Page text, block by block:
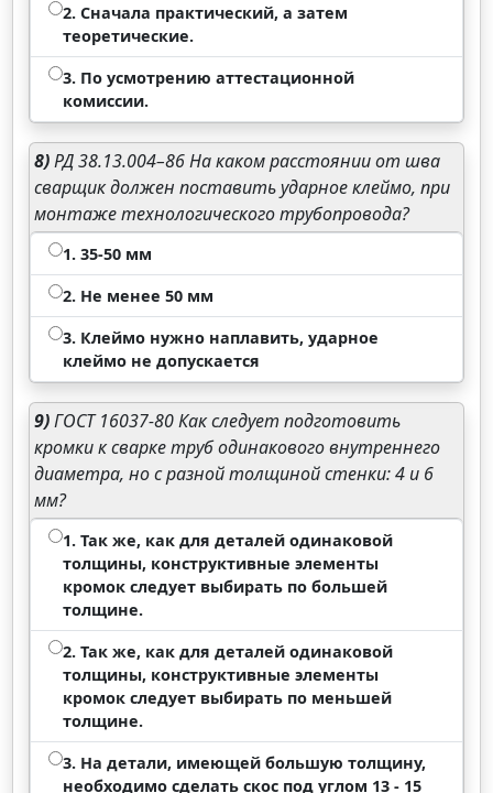
2. Сначала практический, а затем
теоретические.
3. По усмотрению аттестационной
комиссии.
8)РД 38.13.004–86 На каком расстоянии от шва
сварщик должен поставить ударное клеймо, при
монтаже технологического трубопровода?
1. 35-50 мм
2. Не менее 50 мм
3. Клеймо нужно наплавить, ударное
клеймо не допускается
9)ГОСТ 16037-80 Как следует подготовить
кромки к сварке труб одинакового внутреннего
диаметра, но с разной толщиной стенки: 4 и 6
мм?
1. Так же, как для деталей одинаковой
толщины, конструктивные элементы
кромок следует выбирать по большей
толщине.
2. Так же, как для деталей одинаковой
толщины, конструктивные элементы
кромок следует выбирать по меньшей
толщине.
3. На детали, имеющей большую толщину,
необходимо сделать скос под углом 13 - 15